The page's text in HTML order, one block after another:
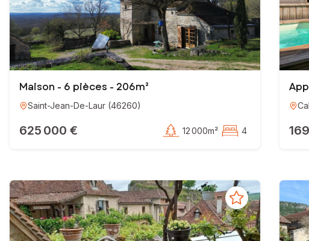
Maison - 6 pièces - 206m²
Saint-Jean-De-Laur (46260)
625 000 € 12 000m² 4